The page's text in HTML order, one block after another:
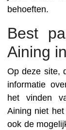
behoeften.
Best
Aining
Op deze site,
informatie
het vinden
Aining niet
ook de